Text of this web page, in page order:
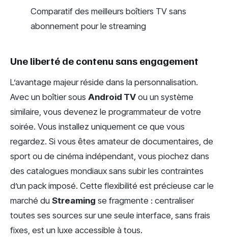
Comparatif des meilleurs boîtiers TV sans
abonnement pour le streaming
Une liberté de contenu sans engagement
L’avantage majeur réside dans la personnalisation.
Avec un boîtier sous Android TV ou un système
similaire, vous devenez le programmateur de votre
soirée. Vous installez uniquement ce que vous
regardez. Si vous êtes amateur de documentaires, de
sport ou de cinéma indépendant, vous piochez dans
des catalogues mondiaux sans subir les contraintes
d’un pack imposé. Cette flexibilité est précieuse car le
marché du Streaming se fragmente : centraliser
toutes ses sources sur une seule interface, sans frais
fixes, est un luxe accessible à tous.